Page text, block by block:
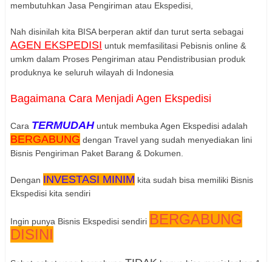
membutuhkan Jasa Pengiriman atau Ekspedisi,
Nah disinilah kita BISA berperan aktif dan turut serta sebagai
AGEN EKSPEDISI untuk memfasilitasi Pebisnis online &
umkm dalam Proses Pengiriman atau Pendistribusian produk
produknya ke seluruh wilayah di Indonesia
Bagaimana Cara Menjadi Agen Ekspedisi
Cara TERMUDAH untuk membuka Agen Ekspedisi adalah
BERGABUNG dengan Travel yang sudah menyediakan lini
Bisnis Pengiriman Paket Barang & Dokumen.
Dengan INVESTASI MINIM kita sudah bisa memiliki Bisnis
Ekspedisi kita sendiri
Ingin punya Bisnis Ekspedisi sendiri BERGABUNG
DISINI